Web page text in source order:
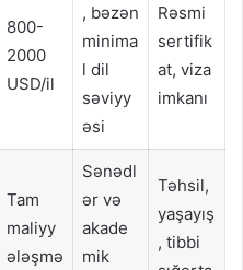
800-
2000
USD/il
, bəzən
minima
l dil
səviyy
əsi
Rəsmi
sertifik
at, viza
imkanı
Tam
maliyy
ələşmə
Sənədl
ər və
akade
mik
Təhsil,
yaşayış
, tibbi